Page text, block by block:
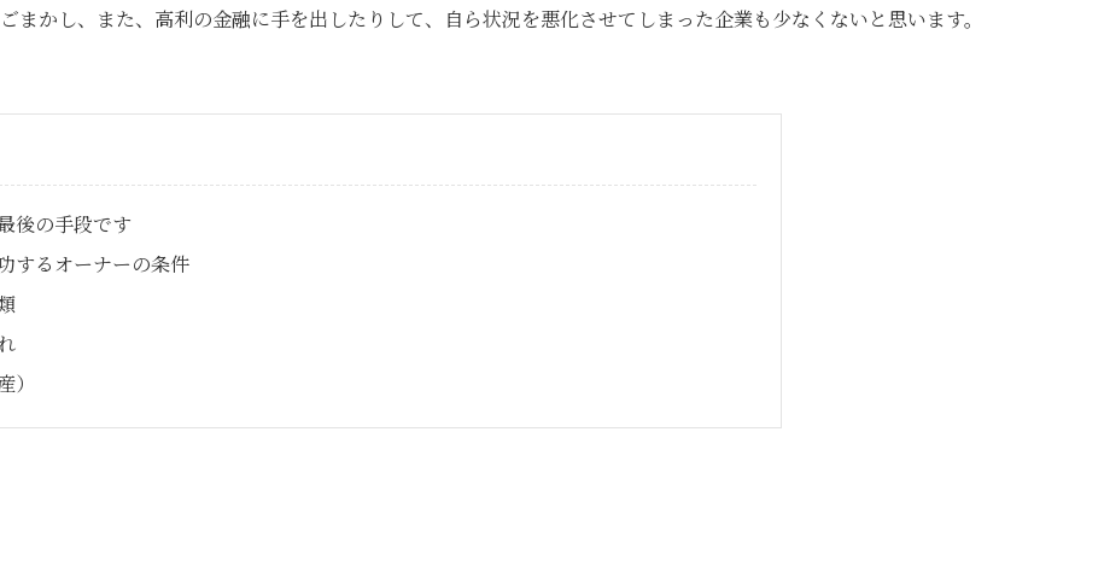
まかし、また、高利の金融に手を出したりして、自ら状況を悪化させてしまった企業も少なくないと思います。
後の手段です
するオーナーの条件
）